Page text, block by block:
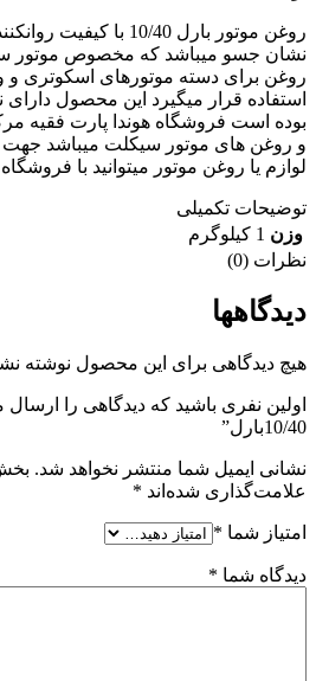
روغن موتور بارل 10/40 با
نشان جسو میباشد که مخصوص موتور
روغن برای دسته موتورهای اسکوتری و
استفاده قرار میگیرد این محصول دارای
بوده است فروشگاه هوندا پارت فقیه
و روغن های موتور سیکلت میباشد جهت
لوازم یا روغن موتور میتوانید با
توضیحات تکمیلی
وزن 1 کیلوگرم
نظرات (0)
دیدگاهها
هیچ دیدگاهی برای این محصول نوشته
اولین نفری باشید که دیدگاهی را
10/40بارل”
نشانی ایمیل شما منتشر نخواهد شد.
علامت‌گذاری شده‌اند *
امتیاز شما *
دیدگاه شما *